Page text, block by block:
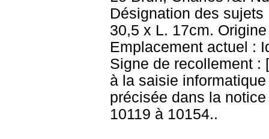
Désignation des
30,5 x L. 17cm.
Emplacement actuel :
Signe de recollement :
à la saisie
précisée dans la
10119 à 10154..